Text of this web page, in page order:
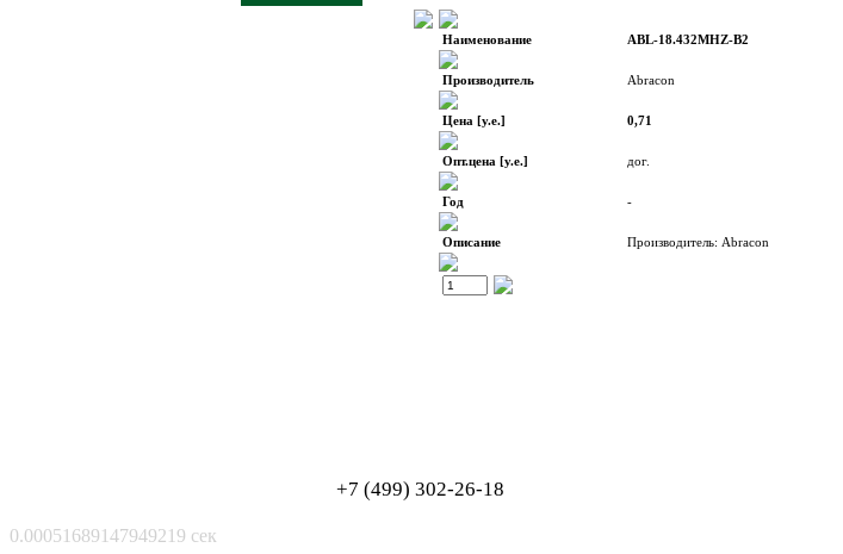
Наименование ABL-18.432MHZ-B2
Производитель Abracon
Цена [у.е.] 0,71
Опт.цена [у.е.] дог.
Год -
Описание Производитель: Abracon
+7 (499) 302-26-18
0.00051689147949219 сек